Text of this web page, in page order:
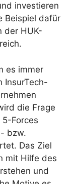
investieren
Beispiel dafür
der HUK-
es immer
InsurTech-
die Frage
5-Forces
bzw.
Das Ziel
mit Hilfe des
und